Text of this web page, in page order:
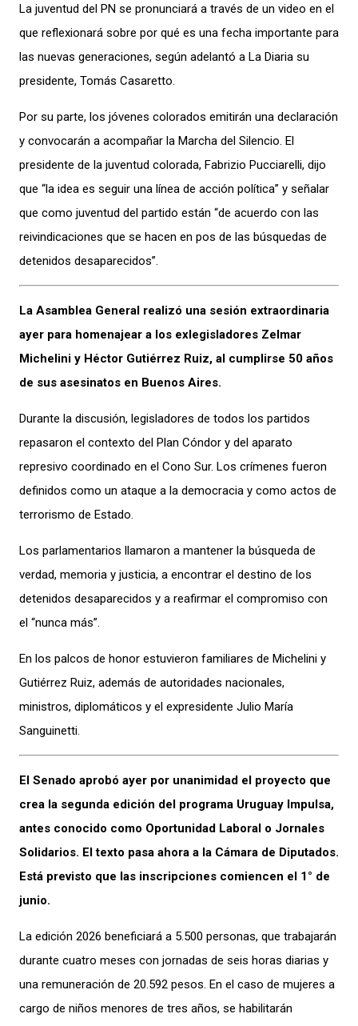
La juventud del PN se pronunciará a través de un video en el
que reflexionará sobre por qué es una fecha importante para
las nuevas generaciones, según adelantó a La Diaria su
presidente, Tomás Casaretto.
Por su parte, los jóvenes colorados emitirán una declaración
y convocarán a acompañar la Marcha del Silencio. El
presidente de la juventud colorada, Fabrizio Pucciarelli, dijo
que “la idea es seguir una línea de acción política” y señalar
que como juventud del partido están “de acuerdo con las
reivindicaciones que se hacen en pos de las búsquedas de
detenidos desaparecidos”.
La Asamblea General realizó una sesión extraordinaria
ayer para homenajear a los exlegisladores Zelmar
Michelini y Héctor Gutiérrez Ruiz, al cumplirse 50 años
de sus asesinatos en Buenos Aires.
Durante la discusión, legisladores de todos los partidos
repasaron el contexto del Plan Cóndor y del aparato
represivo coordinado en el Cono Sur. Los crímenes fueron
definidos como un ataque a la democracia y como actos de
terrorismo de Estado.
Los parlamentarios llamaron a mantener la búsqueda de
verdad, memoria y justicia, a encontrar el destino de los
detenidos desaparecidos y a reafirmar el compromiso con
el “nunca más”.
En los palcos de honor estuvieron familiares de Michelini y
Gutiérrez Ruiz, además de autoridades nacionales,
ministros, diplomáticos y el expresidente Julio María
Sanguinetti.
El Senado aprobó ayer por unanimidad el proyecto que
crea la segunda edición del programa Uruguay Impulsa,
antes conocido como Oportunidad Laboral o Jornales
Solidarios. El texto pasa ahora a la Cámara de Diputados.
Está previsto que las inscripciones comiencen el 1° de
junio.
La edición 2026 beneficiará a 5.500 personas, que trabajarán
durante cuatro meses con jornadas de seis horas diarias y
una remuneración de 20.592 pesos. En el caso de mujeres a
cargo de niños menores de tres años, se habilitarán